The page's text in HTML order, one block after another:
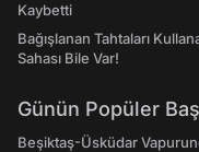
Kaybetti
Bağışlanan Tahtaları
Sahası Bile Var!
Günün Popüler
Beşiktaş-Üsküdar